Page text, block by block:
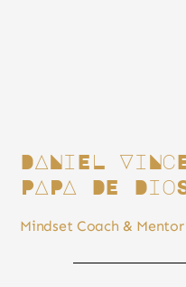
DANiEL
PAPA DE
Mindset Coach & Mentor